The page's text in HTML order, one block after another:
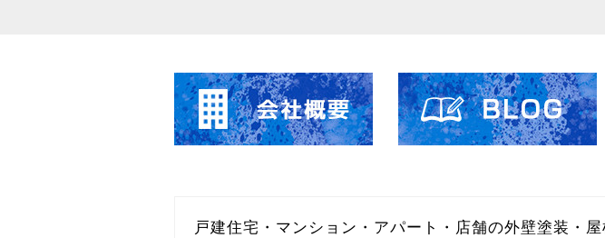
戸建住宅・マンション・アパート・店舗の外壁塗装・